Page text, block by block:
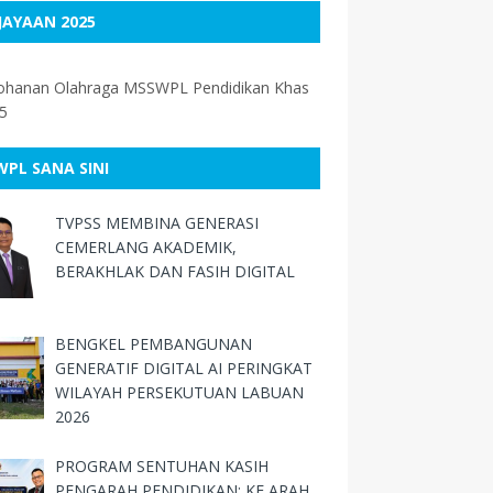
2025
Olahraga MSSWPL Pendidikan Khas
Sains Labuan Dinobatkan Johan
Sketsa Muzikal Pengguna
Rancha-Rancha Rangkul Kejuaraan :
Sukan Petanque Angkasa Peringkat
Sabah 2025.
Junior Development Sport Carnival
Peringkat Kebangsaan
Tokoh NILAM Kebangsaan & Naib
SANA SINI
TVPSS MEMBINA GENERASI
CEMERLANG AKADEMIK,
BERAKHLAK DAN FASIH DIGITAL
BENGKEL PEMBANGUNAN
GENERATIF DIGITAL AI PERINGKAT
WILAYAH PERSEKUTUAN LABUAN
2026
PROGRAM SENTUHAN KASIH